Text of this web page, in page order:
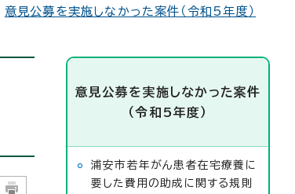
意見公募を実施しなかった案件（令和5年度）
意見公募を実施しなかった案件
（令和5年度）
浦安市若年がん患者在宅療養に
要した費用の助成に関する規則